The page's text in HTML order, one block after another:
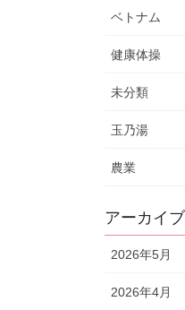
ベトナム
健康体操
未分類
玉乃湯
農業
アーカイブ
2026年5月
2026年4月